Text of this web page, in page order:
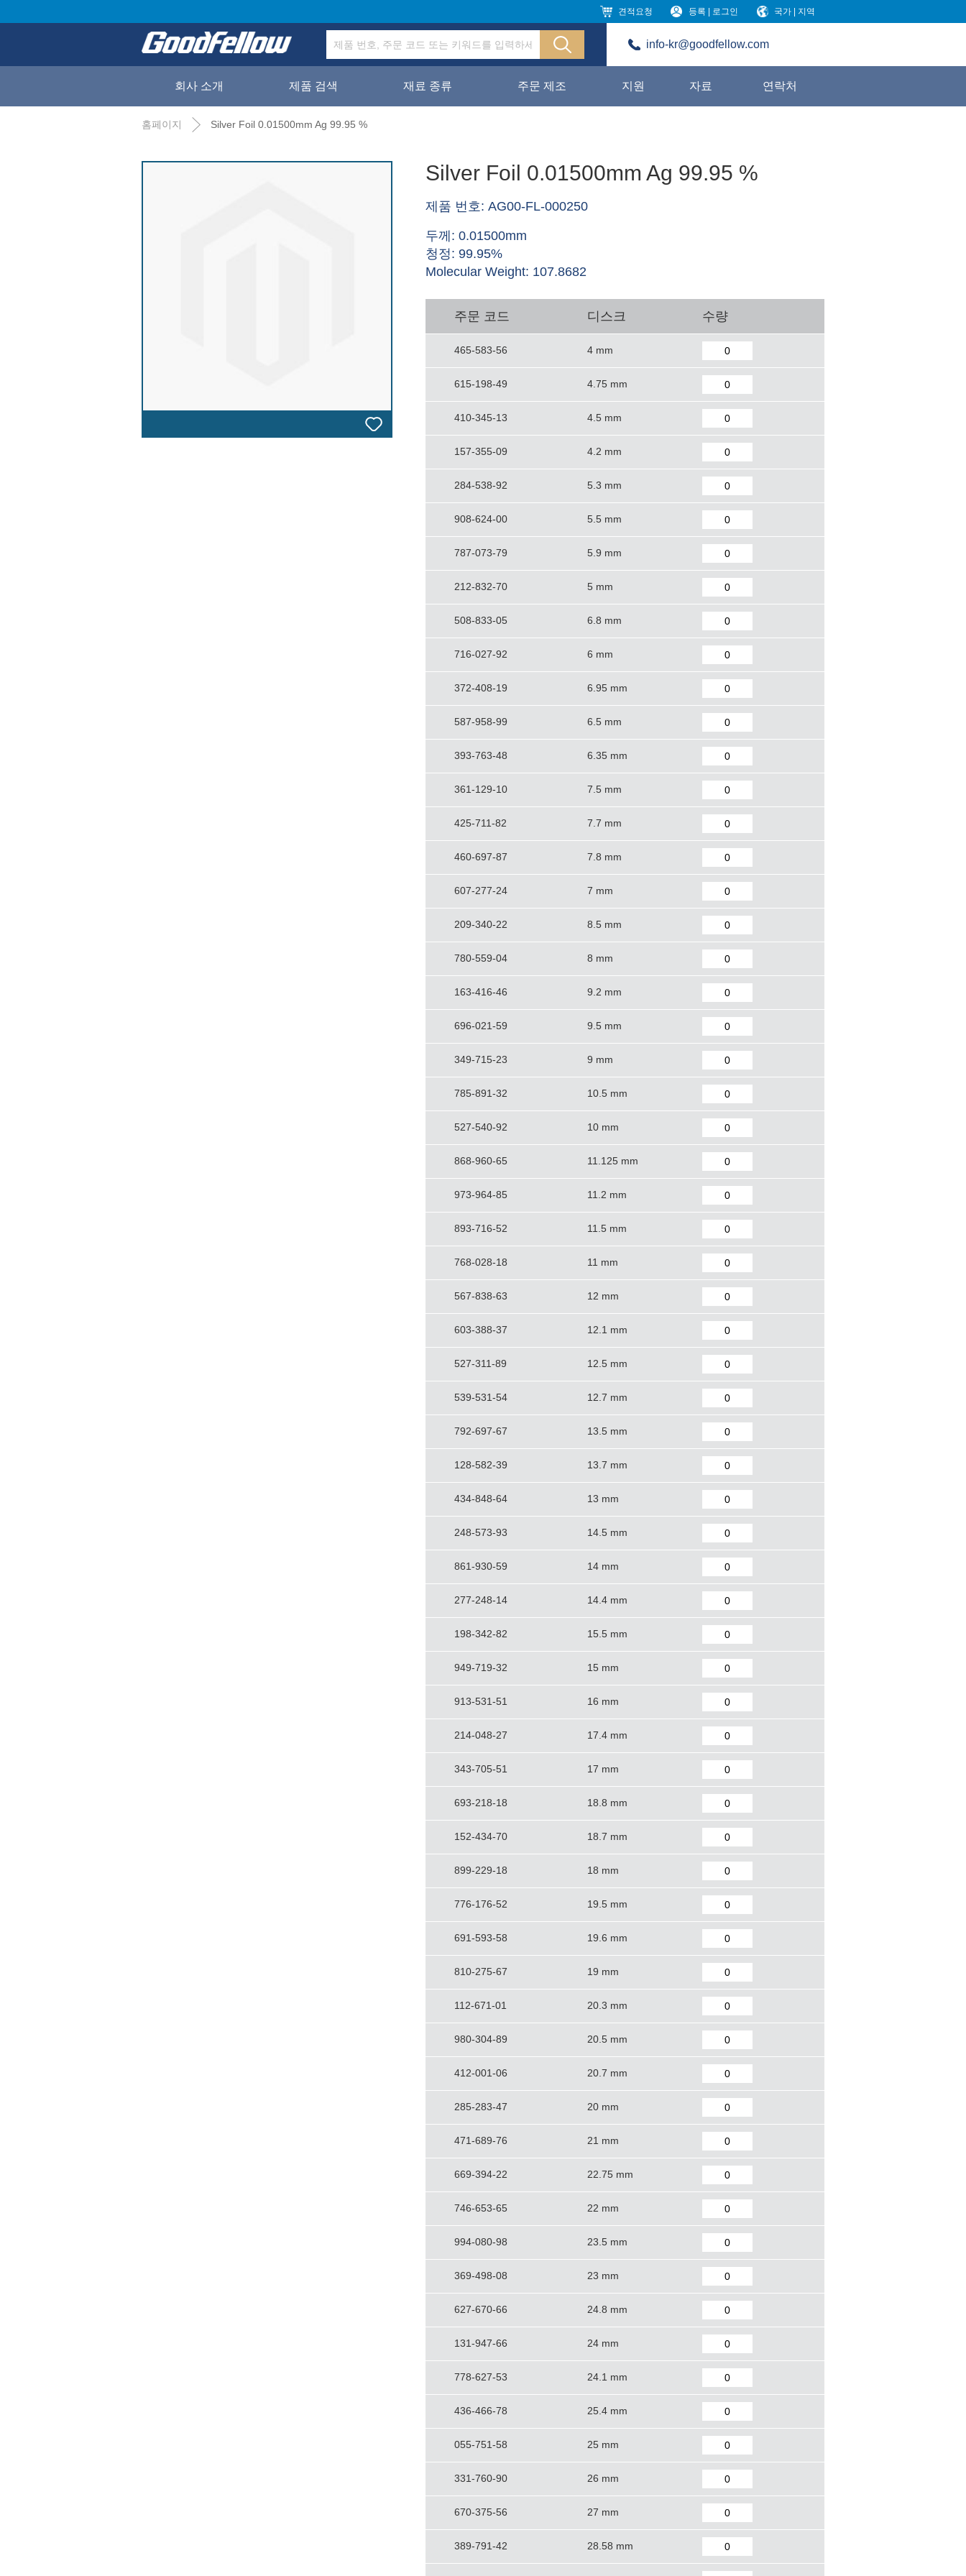
국가 | 지역
등록 | 로그인
견적요청
info-kr@goodfellow.com
회사 소개 제품 검색 재료 종류 주문 제조 지원 자료 연락처
홈페이지 Silver Foil 0.01500mm Ag 99.95 %
Silver Foil 0.01500mm Ag 99.95 %
제품 번호: AG00-FL-000250
두께: 0.01500mm
청정: 99.95%
Molecular Weight: 107.8682
주문 코드 디스크 수량
465-583-56 4 mm
615-198-49 4.75 mm
410-345-13 4.5 mm
157-355-09 4.2 mm
284-538-92 5.3 mm
908-624-00 5.5 mm
787-073-79 5.9 mm
212-832-70 5 mm
508-833-05 6.8 mm
716-027-92 6 mm
372-408-19 6.95 mm
587-958-99 6.5 mm
393-763-48 6.35 mm
361-129-10 7.5 mm
425-711-82 7.7 mm
460-697-87 7.8 mm
607-277-24 7 mm
209-340-22 8.5 mm
780-559-04 8 mm
163-416-46 9.2 mm
696-021-59 9.5 mm
349-715-23 9 mm
785-891-32 10.5 mm
527-540-92 10 mm
868-960-65 11.125 mm
973-964-85 11.2 mm
893-716-52 11.5 mm
768-028-18 11 mm
567-838-63 12 mm
603-388-37 12.1 mm
527-311-89 12.5 mm
539-531-54 12.7 mm
792-697-67 13.5 mm
128-582-39 13.7 mm
434-848-64 13 mm
248-573-93 14.5 mm
861-930-59 14 mm
277-248-14 14.4 mm
198-342-82 15.5 mm
949-719-32 15 mm
913-531-51 16 mm
214-048-27 17.4 mm
343-705-51 17 mm
693-218-18 18.8 mm
152-434-70 18.7 mm
899-229-18 18 mm
776-176-52 19.5 mm
691-593-58 19.6 mm
810-275-67 19 mm
112-671-01 20.3 mm
980-304-89 20.5 mm
412-001-06 20.7 mm
285-283-47 20 mm
471-689-76 21 mm
669-394-22 22.75 mm
746-653-65 22 mm
994-080-98 23.5 mm
369-498-08 23 mm
627-670-66 24.8 mm
131-947-66 24 mm
778-627-53 24.1 mm
436-466-78 25.4 mm
055-751-58 25 mm
331-760-90 26 mm
670-375-56 27 mm
389-791-42 28.58 mm